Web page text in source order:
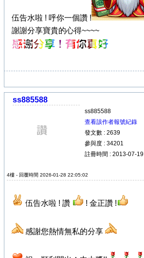
伍告水啦 ! 呼你一個讚 !
謝謝分享寶貴的心得~~~~
ss885588
ss885588
查看該作者報號紀錄
發文數 : 2639
參與度 : 34201
註冊時間 : 2013-07-19
4樓 - 回覆時間 2026-01-28 22:05:02
伍告水啦 ! 讚 ! 金正讚 !
感謝您熱情無私的分享